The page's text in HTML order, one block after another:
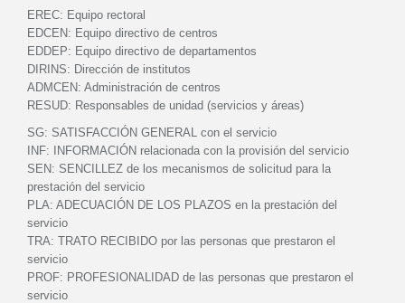
EREC: Equipo rectoral
EDCEN: Equipo directivo de centros
EDDEP: Equipo directivo de departamentos
DIRINS: Dirección de institutos
ADMCEN: Administración de centros
RESUD: Responsables de unidad (servicios y áreas)
SG: SATISFACCIÓN GENERAL con el servicio
INF:
INFORMACIÓN relacionada con la provisión del servicio
SEN: SENCILLEZ de los mecanismos de solicitud para la
prestación del servicio
PLA: ADECUACIÓN DE LOS PLAZOS en la prestación del
servicio
TRA: TRATO RECIBIDO por las personas que prestaron el
servicio
PROF: PROFESIONALIDAD de las personas que prestaron el
servicio